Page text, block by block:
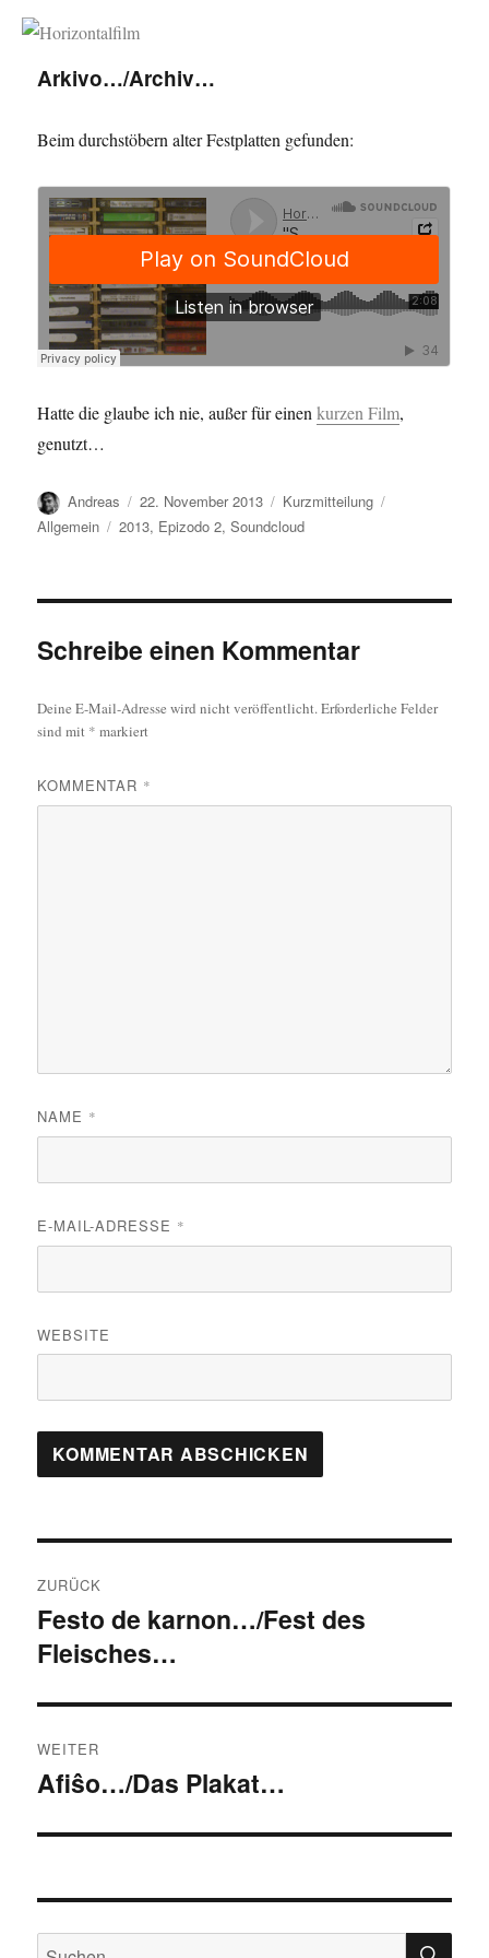
Horizontalfilm
Arkivo…/Archiv…
Beim durchstöbern alter Festplatten gefunden:
Hatte die glaube ich nie, außer für einenkurzen Film,
genutzt…
Autor
Andreas
Veröffentlicht
am
22. November 2013 Format
Kurzmitteilung
Allgemein
Schlagwörter
2013, Epizodo 2,Soundcloud
Schreibe einen Kommentar
Deine E-Mail-Adresse wird nicht veröffentlicht. Erforderliche Felder
sind mit * markiert
KOMMENTAR *
NAME *
E-MAIL-ADRESSE *
WEBSITE
ZURÜCK
Vorheriger
Beitrag:
Festo de karnon…/Fest des
Fleisches…
WEITER
Nächster
Afiŝo…/Das Plakat…
Suchen